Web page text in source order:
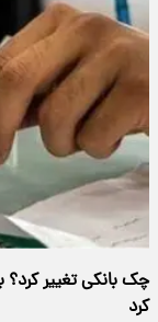
چک بانکی تغییر کرد؟
کرد